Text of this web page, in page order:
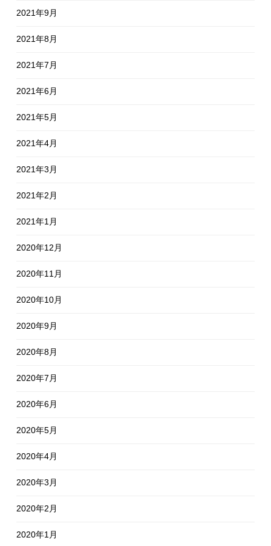
2021年9月
2021年8月
2021年7月
2021年6月
2021年5月
2021年4月
2021年3月
2021年2月
2021年1月
2020年12月
2020年11月
2020年10月
2020年9月
2020年8月
2020年7月
2020年6月
2020年5月
2020年4月
2020年3月
2020年2月
2020年1月